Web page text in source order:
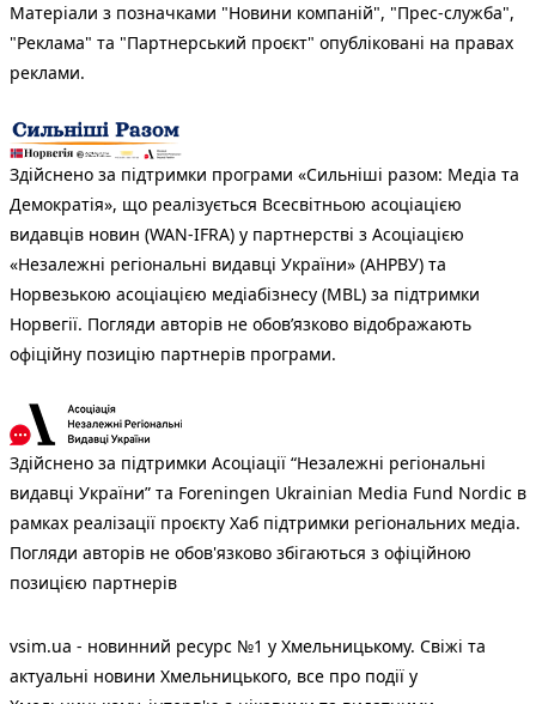
Матеріали з позначками "Новини компаній", "Прес-служба",
"Реклама" та "Партнерський проєкт" опубліковані на правах
реклами.
Здійснено за підтримки програми «Сильніші разом: Медіа та
Демократія», що реалізується Всесвітньою асоціацією
видавців новин (WAN-IFRA) у партнерстві з Асоціацією
«Незалежні регіональні видавці України» (АНРВУ) та
Норвезькою асоціацією медіабізнесу (MBL) за підтримки
Норвегії. Погляди авторів не обов’язково відображають
офіційну позицію партнерів програми.
Здійснено за підтримки Асоціації “Незалежні регіональні
видавці України” та Foreningen Ukrainian Media Fund Nordic в
рамках реалізації проєкту Хаб підтримки регіональних медіа.
Погляди авторів не обов'язково збігаються з офіційною
позицією партнерів
vsim.ua - новинний ресурс №1 у Хмельницькому. Свіжі та
актуальні новини Хмельницького, все про події у